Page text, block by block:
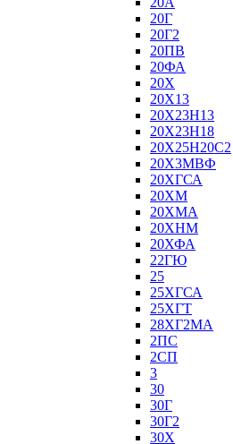
20Г
20Г2
20ПВ
20ФА
20Х
20Х13
20Х23Н13
20Х23Н18
20Х25Н20С2
20Х3МВФ
20ХГСА
20ХМ
20ХМА
20ХНМ
20ХФА
22ГЮ
25
25ХГСА
25ХГТ
28ХГ2МА
2ПС
2СП
3
30
30Г
30Г2
30Х